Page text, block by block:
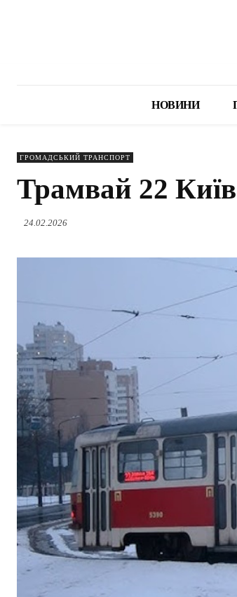
НОВИНИ
ГРОМАДСЬКИЙ ТРАНСПОРТ
Трамвай 22 Київ
24.02.2026